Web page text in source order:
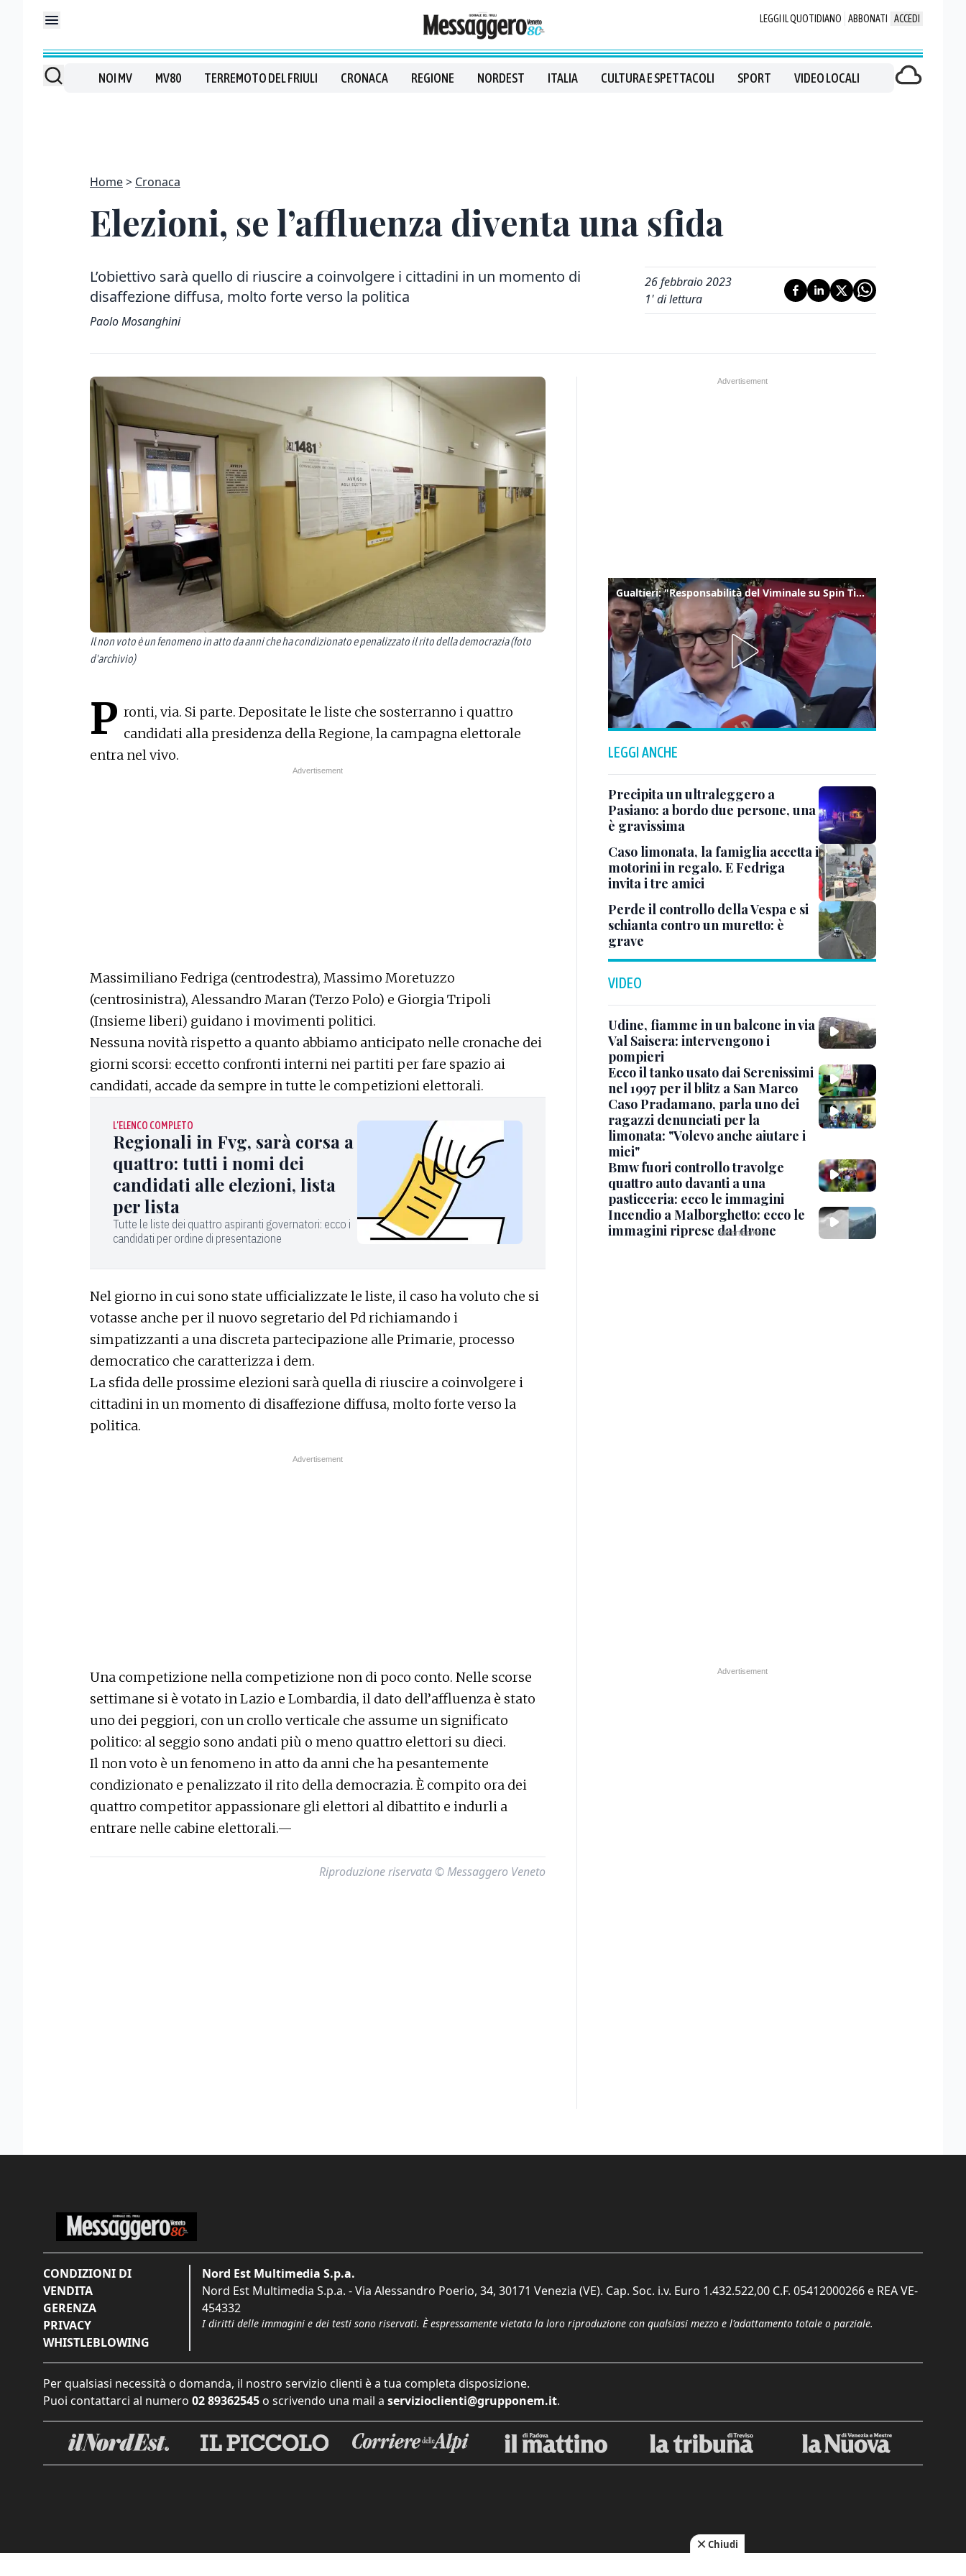
LEGGI IL QUOTIDIANO ABBONATI ACCEDI
NOI MV MV80 TERREMOTO DEL FRIULI CRONACA REGIONE NORDEST ITALIA CULTURA E SPETTACOLI SPORT VIDEO LOCALI
Home Cronaca
Elezioni, se l’affluenza diventa una sfida
L’obiettivo sarà quello di riuscire a coinvolgere i cittadini in un momento di
disaffezione diffusa, molto forte verso la politica
Paolo Mosanghini
26 febbraio 2023
1' di lettura
Il non voto è un fenomeno in atto da anni che ha condizionato e penalizzato il rito della democrazia (foto
d'archivio)
P ronti, via. Si parte. Depositate le liste che sosterranno i quattro
candidati alla presidenza della Regione, la campagna elettorale
entra nel vivo.
Massimiliano Fedriga (centrodestra), Massimo Moretuzzo
(centrosinistra), Alessandro Maran (Terzo Polo) e Giorgia Tripoli
(Insieme liberi) guidano i movimenti politici.
Nessuna novità rispetto a quanto abbiamo anticipato nelle cronache dei
giorni scorsi: eccetto confronti interni nei partiti per fare spazio ai
candidati, accade da sempre in tutte le competizioni elettorali.
L’ELENCO COMPLETO
Regionali in Fvg, sarà corsa a
quattro: tutti i nomi dei
candidati alle elezioni, lista
per lista
Tutte le liste dei quattro aspiranti governatori: ecco i
candidati per ordine di presentazione
Nel giorno in cui sono state ufficializzate le liste, il caso ha voluto che si
votasse anche per il nuovo segretario del Pd richiamando i
simpatizzanti a una discreta partecipazione alle Primarie, processo
democratico che caratterizza i dem.
La sfida delle prossime elezioni sarà quella di riuscire a coinvolgere i
cittadini in un momento di disaffezione diffusa, molto forte verso la
politica.
Una competizione nella competizione non di poco conto. Nelle scorse
settimane si è votato in Lazio e Lombardia, il dato dell’affluenza è stato
uno dei peggiori, con un crollo verticale che assume un significato
politico: al seggio sono andati più o meno quattro elettori su dieci.
Il non voto è un fenomeno in atto da anni che ha pesantemente
condizionato e penalizzato il rito della democrazia. È compito ora dei
quattro competitor appassionare gli elettori al dibattito e indurli a
entrare nelle cabine elettorali.—
Riproduzione riservata © Messaggero Veneto
Gualtieri: "Responsabilità del Viminale su Spin Time? La posizione dei partiti è nota"
LEGGI ANCHE
Precipita un ultraleggero a
Pasiano: a bordo due persone, una
è gravissima
Caso limonata, la famiglia accetta i
motorini in regalo. E Fedriga
invita i tre amici
Perde il controllo della Vespa e si
schianta contro un muretto: è
grave
VIDEO
Udine, fiamme in un balcone in via
Val Saisera: intervengono i
pompieri
Ecco il tanko usato dai Serenissimi
nel 1997 per il blitz a San Marco
Caso Pradamano, parla uno dei
ragazzi denunciati per la
limonata: "Volevo anche aiutare i
miei"
Bmw fuori controllo travolge
quattro auto davanti a una
pasticceria: ecco le immagini
Incendio a Malborghetto: ecco le
immagini riprese dal drone
CONDIZIONI DI
VENDITA
GERENZA
PRIVACY
WHISTLEBLOWING
Nord Est Multimedia S.p.a.
Nord Est Multimedia S.p.a. - Via Alessandro Poerio, 34, 30171 Venezia (VE). Cap. Soc. i.v. Euro 1.432.522,00 C.F. 05412000266 e REA VE-
454332
I diritti delle immagini e dei testi sono riservati. È espressamente vietata la loro riproduzione con qualsiasi mezzo e l'adattamento totale o parziale.
Per qualsiasi necessità o domanda, il nostro servizio clienti è a tua completa disposizione.
Puoi contattarci al numero 02 89362545 o scrivendo una mail a servizioclienti@grupponem.it.
Chiudi